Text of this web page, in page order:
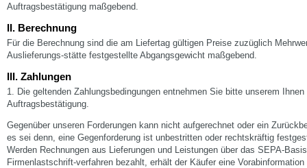
Auftragsbestätigung maßgebend.
II. Berechnung
Für die Berechnung sind die am Liefertag gültigen Preise zuzüglich
Auslieferungs-stätte festgestellte Abgangsgewicht maßgebend.
III. Zahlungen
1. Die geltenden Zahlungsbedingungen entnehmen Sie bitte unserem
Auftragsbestätigung.
Gegenüber unseren Forderungen kann nicht aufgerechnet oder ein
es sei denn, eine Gegenforderung ist unbestritten oder rechtskräftig
Werden Rechnungen aus Lieferungen und Leistungen über das SEPA-
Firmenlastschrift-verfahren bezahlt, erhält der Käufer eine